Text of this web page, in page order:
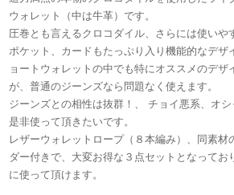
ウォレット（中は牛革）です。
圧巻とも言えるクロコダイル、さらには使いや
ポケット、カードもたっぷり入り機能的なデザ
ョートウォレットの中でも特にオススメのデザ
が、普通のジーンズなら問題なく使えます。
ジーンズとの相性は抜群！、 チョイ悪系、オ
是非使って頂きたいです。
レザーウォレットロープ（８本編み）、同素材
ダー付きで、大変お得な３点セットとなってお
に使って頂けます。